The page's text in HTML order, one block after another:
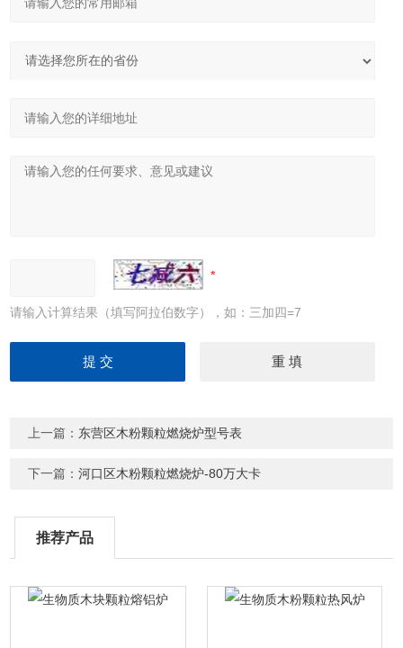
请输入计算结果（填写阿拉伯数字），如：三加四=7
上一篇： 东营区木粉颗粒燃烧炉型号表
下一篇：河口区木粉颗粒燃烧炉-80万大卡
推荐产品